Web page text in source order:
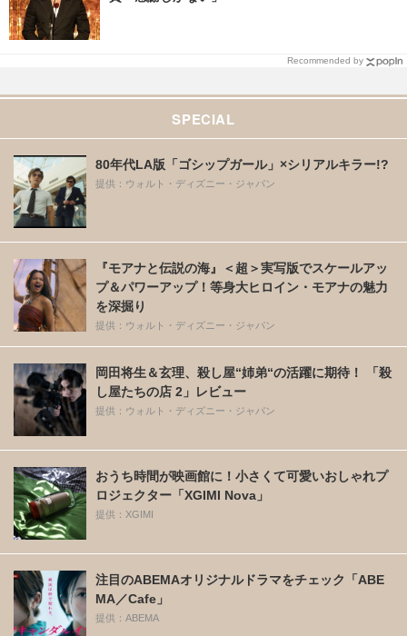
Recommended by
SPECIAL
80年代LA版「ゴシップガール」×シリアルキラー!?
提供：ウォルト・ディズニー・ジャパン
『モアナと伝説の海』＜超＞実写版でスケールアッ
プ＆パワーアップ！等身大ヒロイン・モアナの魅力
を深掘り
提供：ウォルト・ディズニー・ジャパン
岡田将生＆玄理、殺し屋“姉弟“の活躍に期待！ 「殺
し屋たちの店 2」レビュー
提供：ウォルト・ディズニー・ジャパン
おうち時間が映画館に！小さくて可愛いおしゃれプ
ロジェクター「XGIMI Nova」
提供：XGIMI
注目のABEMAオリジナルドラマをチェック「ABE
MA／Cafe」
提供：ABEMA